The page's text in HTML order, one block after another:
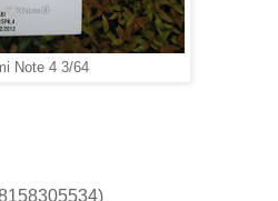
Note 4 3/64